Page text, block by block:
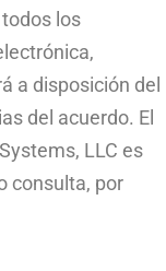
los
a disposición del
del acuerdo. El
LLC es
consulta, por